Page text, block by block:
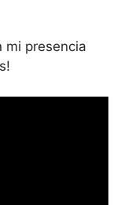
mi presencia